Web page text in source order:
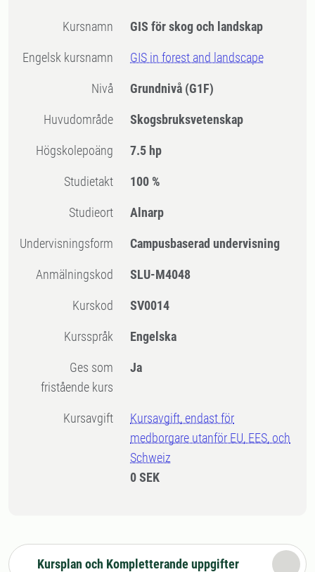
Kursnamn GIS för skog och landskap
Engelsk kursnamn GIS in forest and landscape
Nivå Grundnivå (G1F)
Huvudområde Skogsbruksvetenskap
högskolepoäng 7.5 hp
Studietakt 100 %
Studieort Alnarp
Undervisningsform Campusbaserad undervisning
Anmälningskod SLU-M4048
Kurskod SV0014
Kursspråk Engelska
Ges som
fristående kurs
Ja
Kursavgift
Kursavgift, endast för
medborgare utanför EU, EES, och
Schweiz
0 SEK
Kursplan och Kompletterande uppgifter